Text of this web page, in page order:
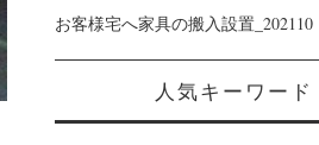
お客様宅へ家具の搬入設置_202110
人気キーワード